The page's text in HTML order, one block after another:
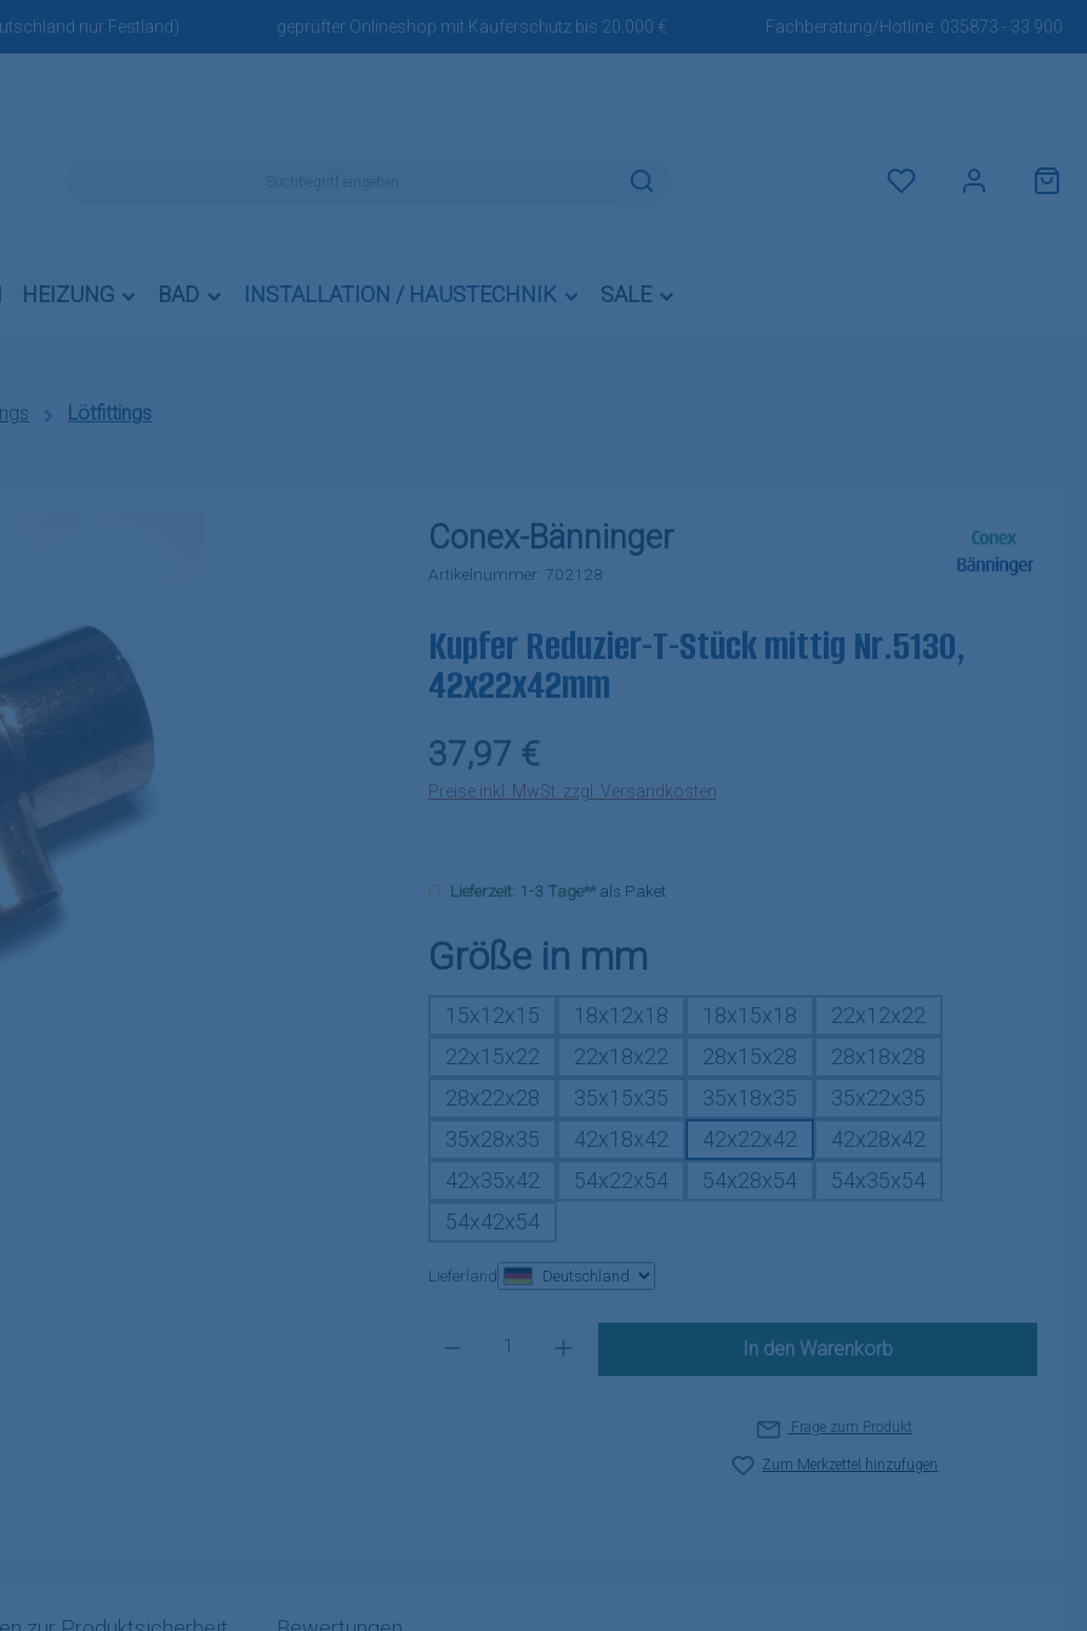
nur Festland) geprüfter Onlineshop mit Käuferschutz bis 20.000 € Fachberatung/Hotline: 035873 - 33 900
HEIZUNG BAD INSTALLATION / HAUSTECHNIK SALE
Lötfittings
Conex-Bänninger
Artikelnummer: 702128
Kupfer Reduzier-T-Stück mittig Nr.5130,
42x22x42mm
Regulärer Preis:
37,97 €
Preise inkl. MwSt. zzgl. Versandkosten
Lieferzeit: 1-3 Tage**als Paket
Größe in mmauswählen
15x12x15 18x12x18 18x15x18
22x12x22
22x15x22
22x18x22 28x15x28
28x18x28
28x22x28
35x15x35 35x18x35
35x22x35
35x28x35
42x18x42 42x22x42
42x28x42
42x35x42
54x22x54 54x28x54
54x35x54
54x42x54
Lieferland
In den Warenkorb
Frage zum Produkt
Zum Merkzettel hinzufügen